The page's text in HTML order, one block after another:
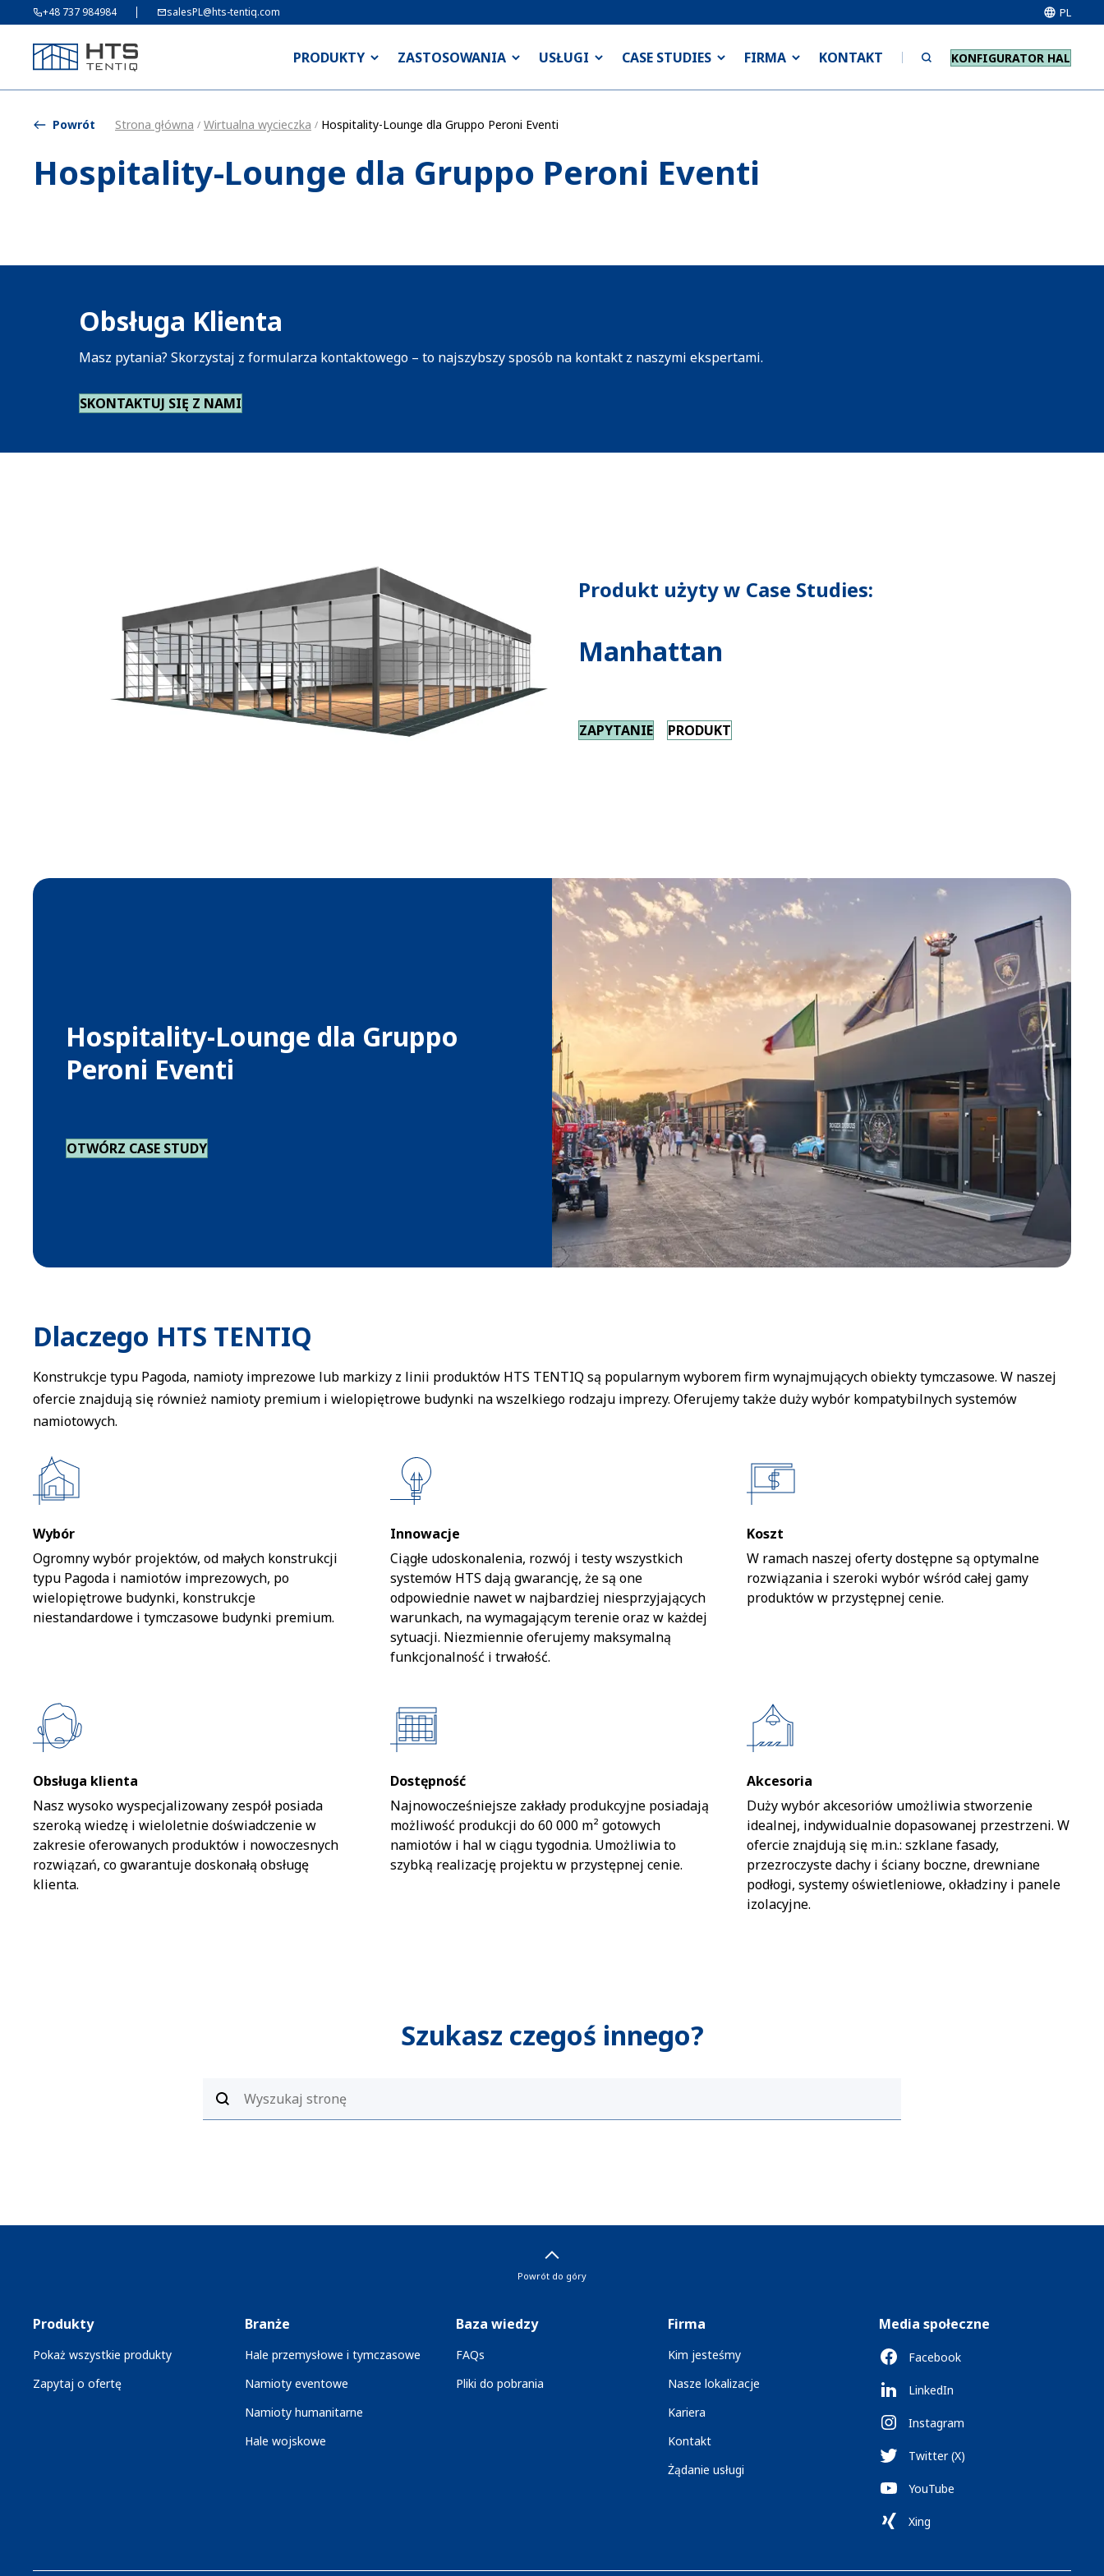
+48 737 984984 salesPL@hts-tentiq.com PL
PRODUKTY ZASTOSOWANIA USŁUGI CASE STUDIES FIRMA KONTAKT KONFIGURATOR HAL
Powrót Strona główna / Wirtualna wycieczka / Hospitality-Lounge dla Gruppo Peroni Eventi
Hospitality-Lounge dla Gruppo Peroni Eventi
Obsługa Klienta
Masz pytania? Skorzystaj z formularza kontaktowego – to najszybszy sposób na kontakt z naszymi ekspertami.
SKONTAKTUJ SIĘ Z NAMI
Produkt użyty w Case Studies:
Manhattan
ZAPYTANIE PRODUKT
Hospitality-Lounge dla Gruppo
Peroni Eventi
OTWÓRZ CASE STUDY
Dlaczego HTS TENTIQ
Konstrukcje typu Pagoda, namioty imprezowe lub markizy z linii produktów HTS TENTIQ są popularnym wyborem firm wynajmujących obiekty tymczasowe. W naszej
ofercie znajdują się również namioty premium i wielopiętrowe budynki na wszelkiego rodzaju imprezy. Oferujemy także duży wybór kompatybilnych systemów
namiotowych.
Wybór
Ogromny wybór projektów, od małych konstrukcji
typu Pagoda i namiotów imprezowych, po
wielopiętrowe budynki, konstrukcje
niestandardowe i tymczasowe budynki premium.
Innowacje
Ciągłe udoskonalenia, rozwój i testy wszystkich
systemów HTS dają gwarancję, że są one
odpowiednie nawet w najbardziej niesprzyjających
warunkach, na wymagającym terenie oraz w każdej
sytuacji. Niezmiennie oferujemy maksymalną
funkcjonalność i trwałość.
Koszt
W ramach naszej oferty dostępne są optymalne
rozwiązania i szeroki wybór wśród całej gamy
produktów w przystępnej cenie.
Obsługa klienta
Nasz wysoko wyspecjalizowany zespół posiada
szeroką wiedzę i wieloletnie doświadczenie w
zakresie oferowanych produktów i nowoczesnych
rozwiązań, co gwarantuje doskonałą obsługę
klienta.
Dostępność
Najnowocześniejsze zakłady produkcyjne posiadają
możliwość produkcji do 60 000 m² gotowych
namiotów i hal w ciągu tygodnia. Umożliwia to
szybką realizację projektu w przystępnej cenie.
Akcesoria
Duży wybór akcesoriów umożliwia stworzenie
idealnej, indywidualnie dopasowanej przestrzeni. W
ofercie znajdują się m.in.: szklane fasady,
przezroczyste dachy i ściany boczne, drewniane
podłogi, systemy oświetleniowe, okładziny i panele
izolacyjne.
Szukasz czegoś innego?
Powrót do góry
Produkty
Pokaż wszystkie produkty
Zapytaj o ofertę
Branże
Hale przemysłowe i tymczasowe
Namioty eventowe
Namioty humanitarne
Hale wojskowe
Baza wiedzy
FAQs
Pliki do pobrania
Firma
Kim jesteśmy
Nasze lokalizacje
Kariera
Kontakt
Żądanie usługi
Media społeczne
Facebook
LinkedIn
Instagram
Twitter (X)
YouTube
Xing